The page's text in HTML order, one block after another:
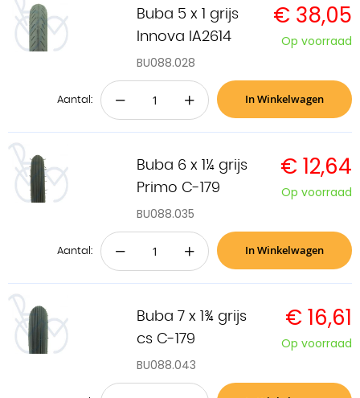
Buba 5 x 1 grijs
Innova IA2614
BU088.028
€ 38,05
Op voorraad
Aantal: − + In Winkelwagen
Buba 6 x 1¼ grijs
Primo C-179
BU088.035
€ 12,64
Op voorraad
Aantal: − + In Winkelwagen
Buba 7 x 1¾ grijs
cs C-179
BU088.043
€ 16,61
Op voorraad